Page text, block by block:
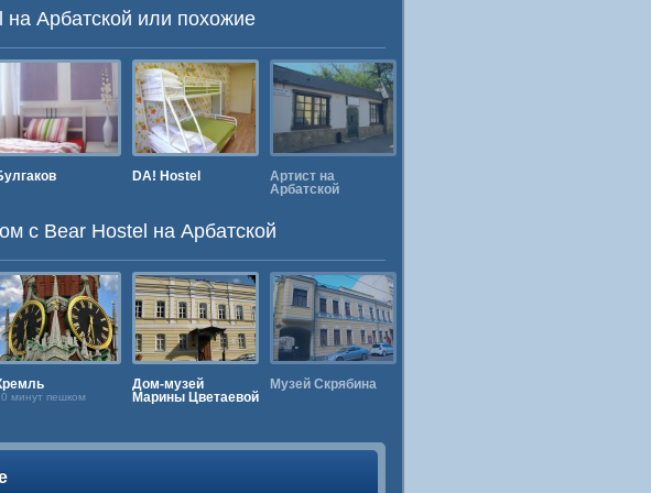
Арбатской или похожие
DA! Hostel
Артист на
Арбатской
c Bear Hostel на Арбатской
минут пешком
Дом-музей
Марины Цветаевой
Музей Скрябина